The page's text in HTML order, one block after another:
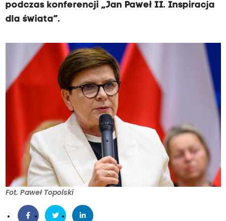
podczas konferencji „Jan Paweł II. Inspiracja
dla świata”.
Fot. Paweł Topolski